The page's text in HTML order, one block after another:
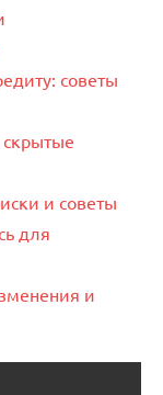
советы
и советы
для
и